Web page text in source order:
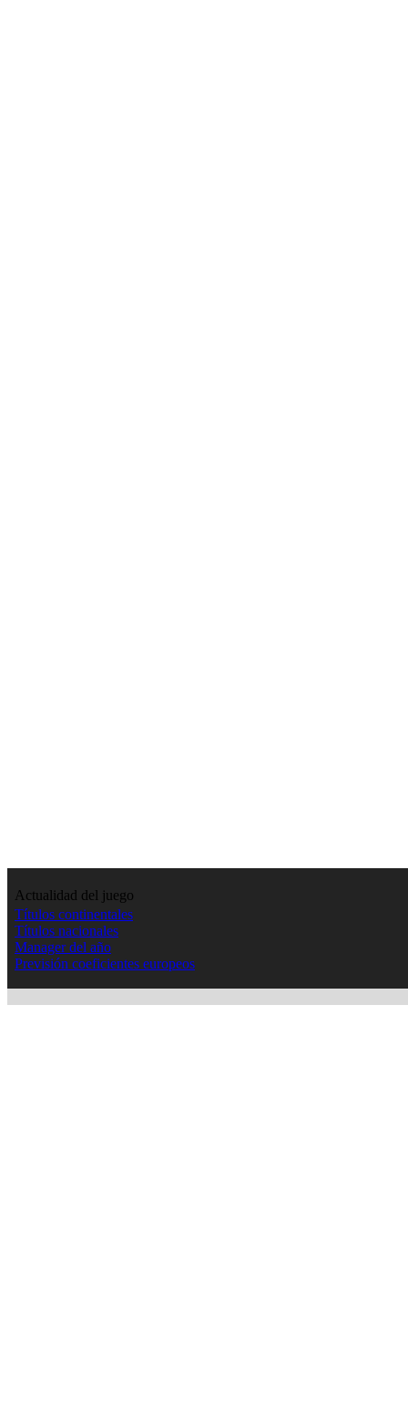
Actualidad del juego
Títulos continentales
Títulos nacionales
Manager del año
Previsión coeficientes europeos